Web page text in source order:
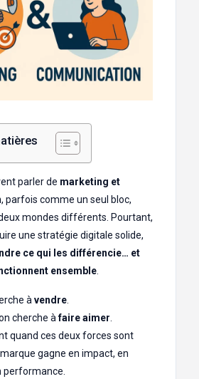
parler de marketing et
, parfois comme un seul bloc,
mondes différents. Pourtant,
une stratégie digitale solide,
ce qui les différencie… et
ensemble
à vendre
cherche àfaire aimer
quand ces deux forces sont
gagne en impact, en
performance.